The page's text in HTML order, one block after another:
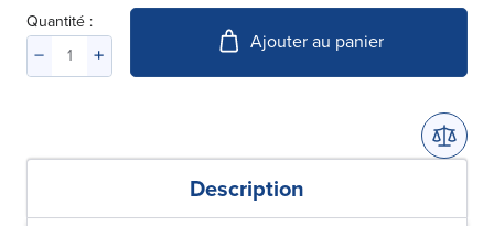
Quantité :
Ajouter au panier
Description